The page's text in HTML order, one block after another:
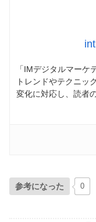
「IMデジタルマー
トレンドやテクニッ
変化に対応し、読者
参考になった 0